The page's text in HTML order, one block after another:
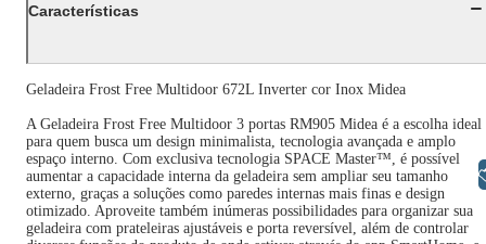
Características
Geladeira Frost Free Multidoor 672L Inverter cor Inox Midea
A Geladeira Frost Free Multidoor 3 portas RM905 Midea é a escolha ideal
para quem busca um design minimalista, tecnologia avançada e amplo
espaço interno. Com exclusiva tecnologia SPACE Master™, é possível
aumentar a capacidade interna da geladeira sem ampliar seu tamanho
externo, graças a soluções como paredes internas mais finas e design
otimizado. Aproveite também inúmeras possibilidades para organizar sua
geladeira com prateleiras ajustáveis e porta reversível, além de controlar
Libras